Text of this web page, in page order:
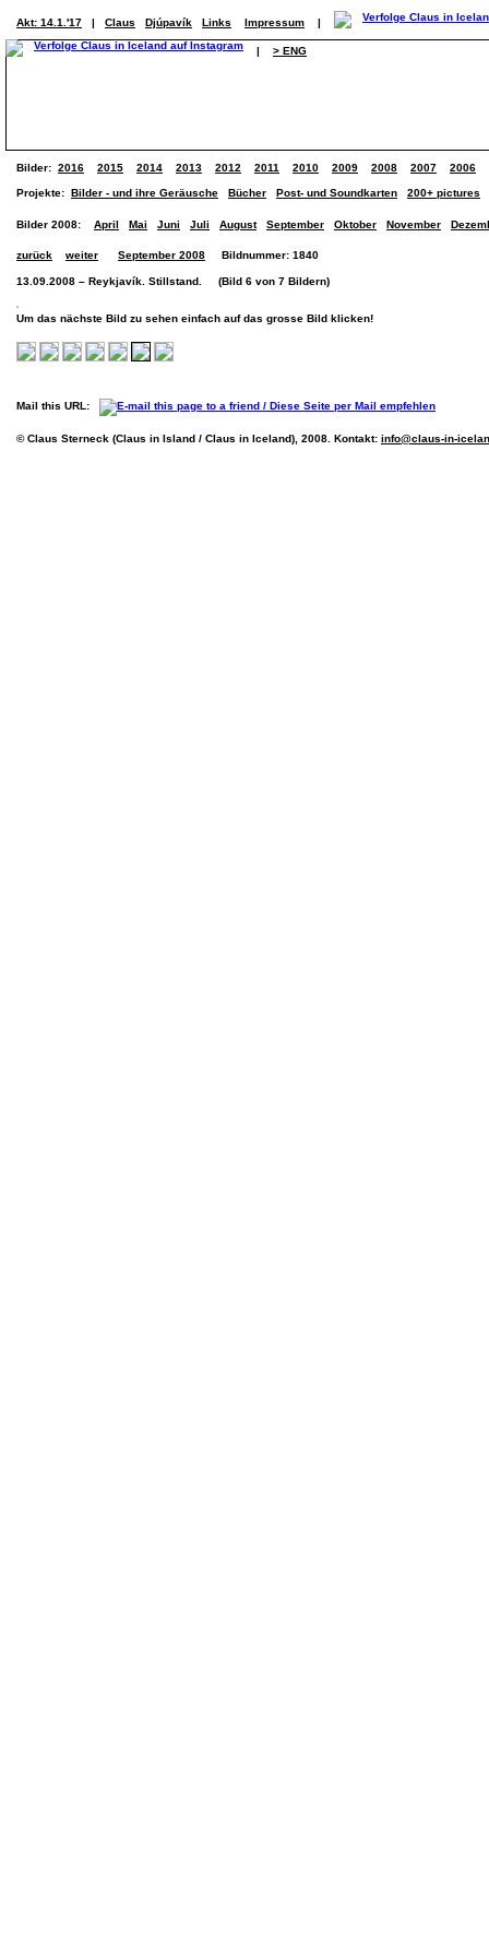
Akt: 14.1.'17 | Claus Djúpavík Links Impressum |
| > ENG
Bilder: 2016 2015 2014 2013 2012 2011 2010 2009 2008 2007 2006
Projekte: Bilder - und ihre Geräusche Bücher Post- und Soundkarten 200+ pictures
Bilder 2008: April Mai Juni Juli August September Oktober November
zurück weiter September 2008 Bildnummer: 1840
13.09.2008 – Reykjavík. Stillstand. (Bild 6 von 7 Bildern)
Um das nächste Bild zu sehen einfach auf das grosse Bild klicken!
Mail this URL:
© Claus Sterneck (Claus in Island / Claus in Iceland), 2008. Kontakt: info@claus-in-